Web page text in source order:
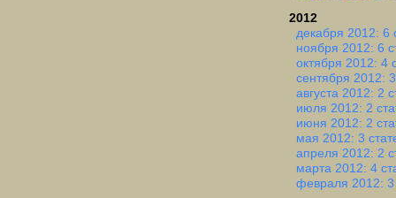
2012
декабря 2012: 6
ноября 2012: 6
октября 2012: 4
сентября 2012:
августа 2012: 2
июля 2012: 2
июня 2012: 2
мая 2012: 3
апреля 2012: 2
марта 2012: 4
февраля 2012: 3